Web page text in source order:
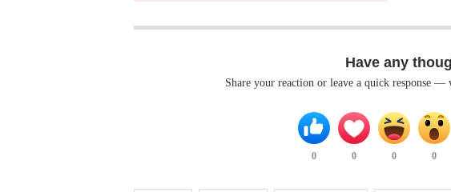
Have any
Share your reaction or leave a quick response —
0 0 0 0